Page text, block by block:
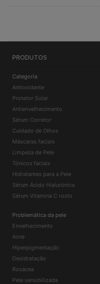
PRODUTOS
Categoria
Antioxidante
Protetor Solar
Antienvelhecimento
Sérum Corretor
Cuidado de Olhos
Máscaras faciais
Limpeza de Pele
Tónicos faciais
Hidratantes para a Pele
Sérum Ácido Hialurónico
Sérum Vitamina C rosto
Problemática da pele
Envelhecimento
Acne
Hiperpigmentação
Desidratação
Rosácea
Pele sensibilizada